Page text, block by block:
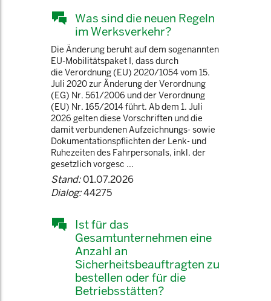
Was sind die neuen Regeln
im Werksverkehr?
Die Änderung beruht auf dem sogenannten
EU-Mobilitätspaket I, dass durch
die Verordnung (EU) 2020/1054 vom 15.
Juli 2020 zur Änderung der Verordnung
(EG) Nr. 561/2006 und der Verordnung
(EU) Nr. 165/2014 führt. Ab dem 1. Juli
2026 gelten diese Vorschriften und die
damit verbundenen Aufzeichnungs- sowie
Dokumentationspflichten der Lenk- und
Ruhezeiten des Fahrpersonals, inkl. der
gesetzlich vorgesc ...
Stand:01.07.2026
Dialog:44275
Ist für das
Gesamtunternehmen eine
Anzahl an
Sicherheitsbeauftragten zu
bestellen oder für die
Betriebsstätten?